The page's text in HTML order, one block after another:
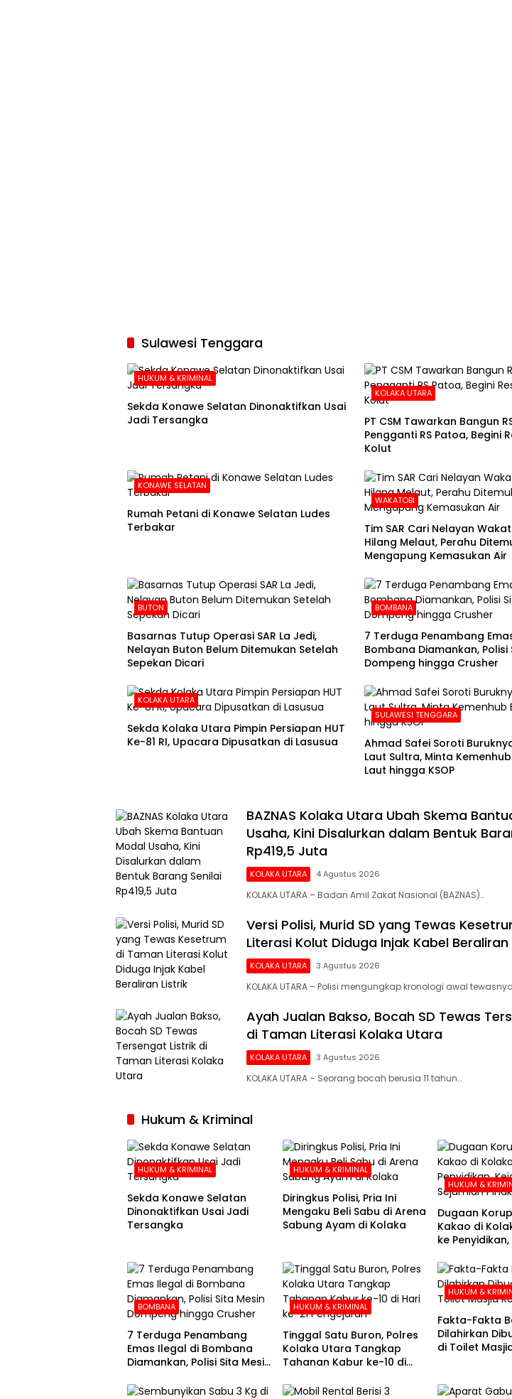
Sulawesi Tenggara
HUKUM & KRIMINAL
Sekda Konawe Selatan Dinonaktifkan Usai
Jadi Tersangka
KOLAKA UTARA
PT CSM Tawarkan Bangun
Pengganti RS Patoa, Begini
Kolut
KONAWE SELATAN
Rumah Petani di Konawe Selatan Ludes
Terbakar
WAKATOBI
Tim SAR Cari Nelayan
Hilang Melaut, Perahu
Mengapung Kemasukan Air
BUTON
Basarnas Tutup Operasi SAR La Jedi,
Nelayan Buton Belum Ditemukan Setelah
Sepekan Dicari
BOMBANA
7 Terduga Penambang
Bombana Diamankan, Polisi
Dompeng hingga Crusher
KOLAKA UTARA
Sekda Kolaka Utara Pimpin Persiapan HUT
Ke-81 RI, Upacara Dipusatkan di Lasusua
SULAWESI TENGGARA
Ahmad Safei Soroti
Laut Sultra, Minta
Laut hingga KSOP
BAZNAS Kolaka Utara Ubah Skema
Usaha, Kini Disalurkan dalam Bentuk
Rp419,5 Juta
KOLAKA UTARA 4 Agustus 2026
KOLAKA UTARA – Badan Amil Zakat Nasional (BAZNAS)…
Versi Polisi, Murid SD yang Tewas
Literasi Kolut Diduga Injak Kabel Beraliran
KOLAKA UTARA 3 Agustus 2026
KOLAKA UTARA – Polisi mengungkap kronologi awal
Ayah Jualan Bakso, Bocah SD Tewas
di Taman Literasi Kolaka Utara
KOLAKA UTARA 3 Agustus 2026
KOLAKA UTARA – Seorang bocah berusia 11 tahun…
Hukum & Kriminal
HUKUM & KRIMINAL
Sekda Konawe Selatan
Dinonaktifkan Usai Jadi
Tersangka
HUKUM & KRIMINAL
Diringkus Polisi, Pria Ini
Mengaku Beli Sabu di Arena
Sabung Ayam di Kolaka
HUKUM &
Dugaan
Kakao di
ke
BOMBANA
7 Terduga Penambang
Emas Ilegal di Bombana
Diamankan, Polisi Sita Mesin
HUKUM & KRIMINAL
Tinggal Satu Buron, Polres
Kolaka Utara Tangkap
Tahanan Kabur ke-10 di
HUKUM &
Fakta-Fakta
Dilahirkan
di Toilet